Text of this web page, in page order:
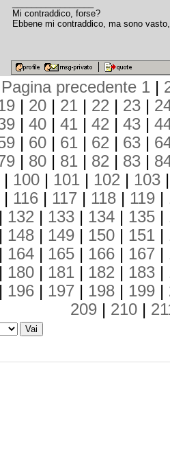
Mi contraddico, forse?
Ebbene mi contraddico, ma sono
Pagina precedente 1 |
| 20 | 21 | 22 | 23 |
| 40 | 41 | 42 | 43 |
| 60 | 61 | 62 | 63 |
| 80 | 81 | 82 | 83 |
| 100 | 101 | 102 | 103
| 116 | 117 | 118 | 119 |
| 132 | 133 | 134 | 135 |
| 148 | 149 | 150 | 151 |
| 164 | 165 | 166 | 167 |
| 180 | 181 | 182 | 183 |
| 196 | 197 | 198 | 199 |
209 | 210 |